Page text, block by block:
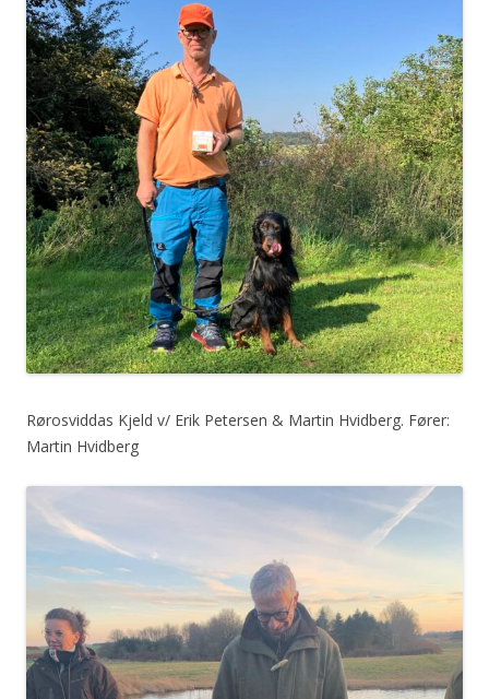
Rørosviddas Kjeld v/ Erik Petersen & Martin Hvidberg. Fører:
Martin Hvidberg